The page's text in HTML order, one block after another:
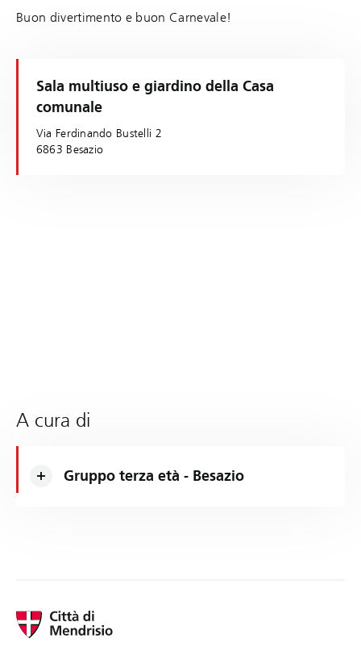
Buon divertimento e buon Carnevale!
Sala multiuso e giardino della Casa
comunale
Via Ferdinando Bustelli 2
6863 Besazio
A cura di
Gruppo terza età - Besazio